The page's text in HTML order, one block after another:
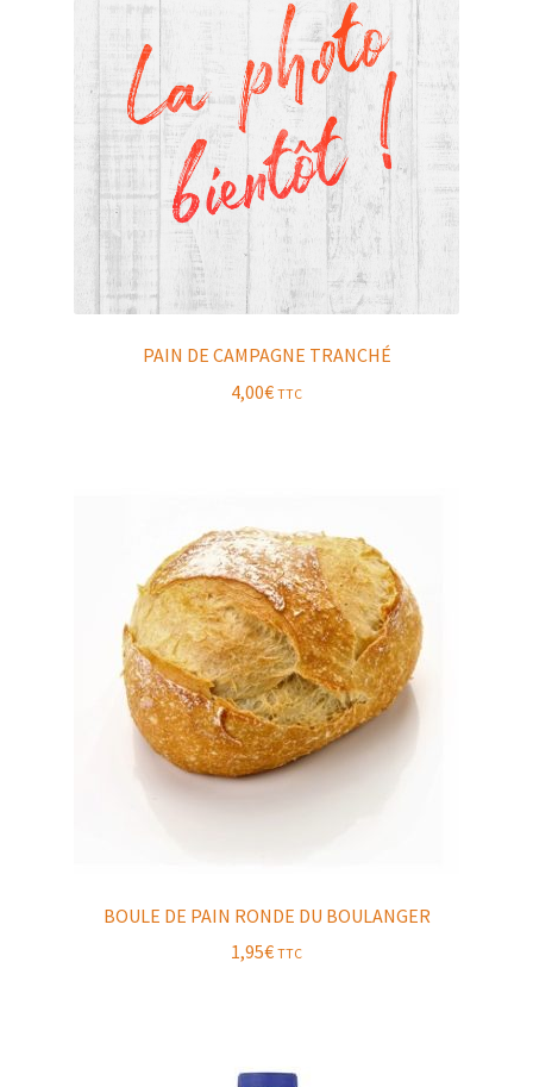
PAIN DE CAMPAGNE TRANCHÉ
4,00€ TTC
BOULE DE PAIN RONDE DU BOULANGER
1,95€ TTC